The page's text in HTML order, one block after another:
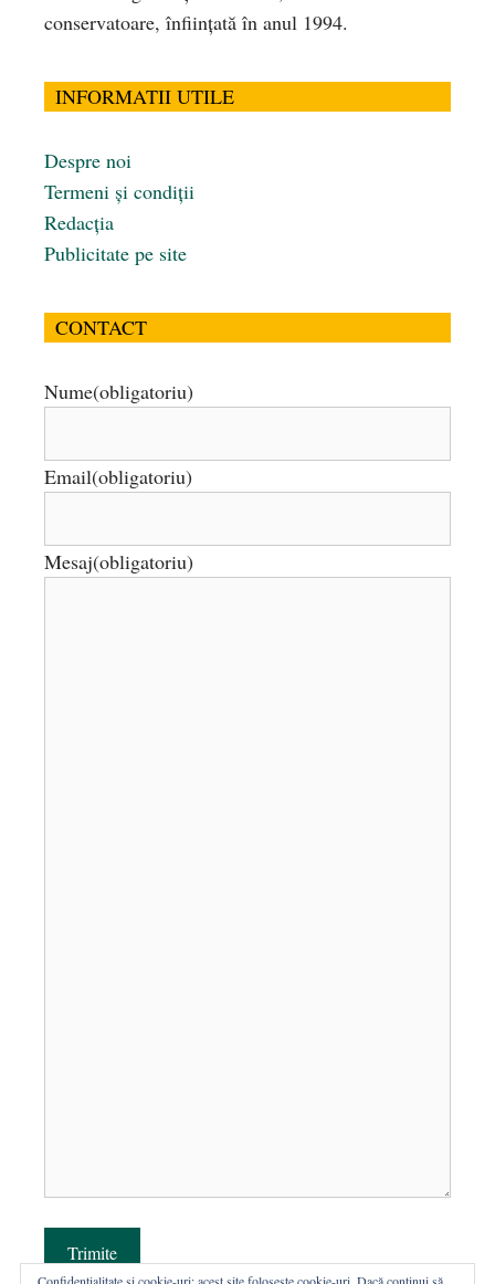
conservatoare, înfiinţată în anul 1994.
INFORMATII UTILE
Despre noi
Termeni și condiții
Redacția
Publicitate pe site
CONTACT
Nume(obligatoriu)
Email(obligatoriu)
Mesaj(obligatoriu)
Trimite